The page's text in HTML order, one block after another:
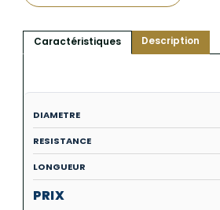
Caractéristiques Description